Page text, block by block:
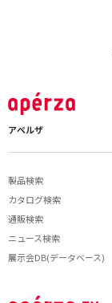
アペルザ
製品検索
カタログ検索
通販検索
ニュース検索
展示会DB(データベース)